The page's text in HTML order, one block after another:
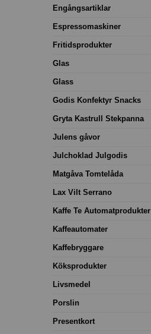
Engångsartiklar
Espressomaskiner
Fritidsprodukter
Glas
Glass
Godis Konfektyr Snacks
Gryta Kastrull Stekpanna
Julens gåvor
Julchoklad Julgodis
Matgåva Tomtelåda
Lax Vilt Serrano
Kaffe Te Automatprodukter
Kaffeautomater
Kaffebryggare
Köksprodukter
Livsmedel
Porslin
Presentkort